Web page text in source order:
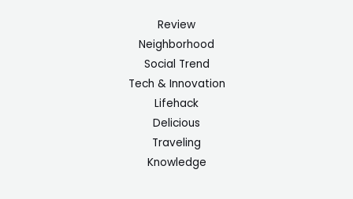
Review
Neighborhood
Social Trend
Tech & Innovation
Lifehack
Delicious
Traveling
Knowledge